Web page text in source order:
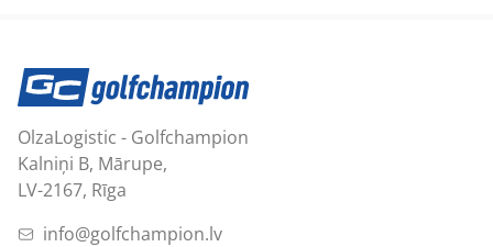
OlzaLogistic - Golfchampion
Kalniņi B, Mārupe,
LV-2167, Rīga
info@golfchampion.lv